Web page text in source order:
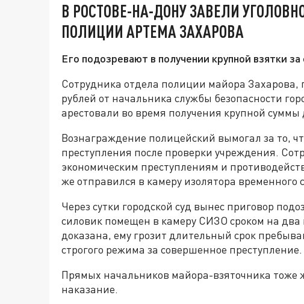
В РОСТОВЕ-НА-ДОНУ ЗАВЕЛИ
ПОЛИЦИИ АРТЕМА ЗАХАРОВА
Его подозревают в получении крупной взятки
Сотрудника отдела полиции майора Захарова,
рублей от начальника службы безопасности
арестовали во время получения крупной суммы
Вознаграждение полицейский вымогал за то,
преступления после проверки учреждения.
экономическим преступлениям и
же отправился в камеру изолятора временного
Через сутки городской суд вынес приговор
силовик помещен в камеру СИЗО сроком на два
доказана, ему грозит длительный срок
строгого режима за совершенное преступление.
Прямых начальников майора-взяточника тоже
наказание.